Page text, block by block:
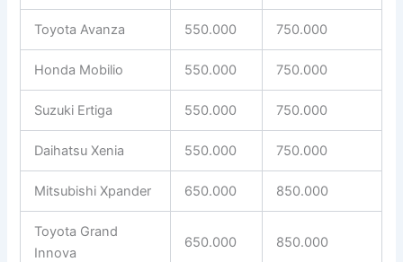
Toyota Avanza 550.000 750.000
Honda Mobilio 550.000 750.000
Suzuki Ertiga 550.000 750.000
Daihatsu Xenia 550.000 750.000
Mitsubishi Xpander 650.000 850.000
Toyota Grand
Innova
650.000 850.000